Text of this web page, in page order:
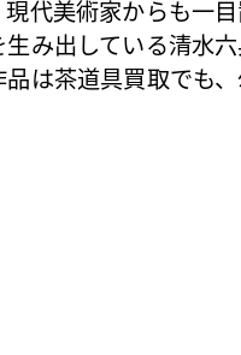
現代美術家からも一
生み出している清水
品は茶道具買取でも